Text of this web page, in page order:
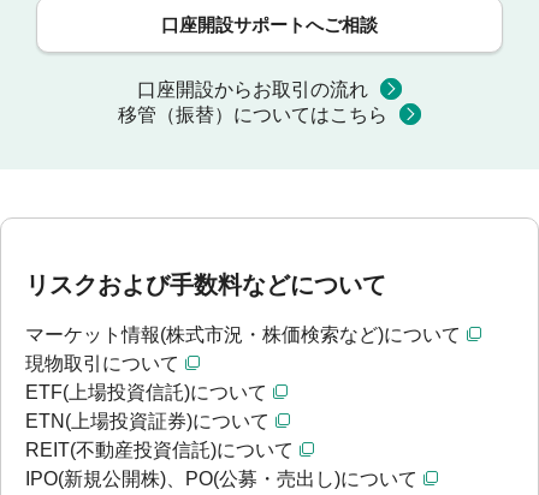
口座開設サポートへご相談
口座開設からお取引の流れ
移管（振替）についてはこちら
リスクおよび手数料などについて
マーケット情報(株式市況・株価検索など)について
現物取引について
ETF(上場投資信託)について
ETN(上場投資証券)について
REIT(不動産投資信託)について
IPO(新規公開株)、PO(公募・売出し)について